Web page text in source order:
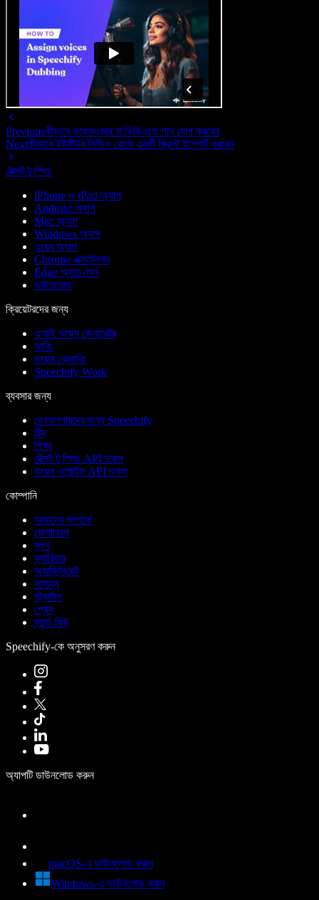
Previousকীভাবে ভয়েসওভার বা ভিডিওতে গান যোগ করবেন
Nextকীভাবে ইউটিউব ভিডিও থেকে একটি স্ক্রিপ্ট ইম্পোর্ট করবেন
টেক্সট টু স্পিচ
iPhone ও iPad অ্যাপ
Android অ্যাপ
Mac অ্যাপ
Windows অ্যাপ
ওয়েব অ্যাপ
Chrome এক্সটেনশন
Edge অ্যাড-অন
ডাউনলোড
ক্রিয়েটরদের জন্য
এআই ভয়েস জেনারেটর
ডাবিং
ভয়েস ক্লোনিং
Speechify Work
ব্যবসার জন্য
ডেভেলপারদের জন্য Speechify
টিম
শিক্ষা
টেক্সট টু স্পিচ API ডকস
ভয়েস এজেন্টস API ডকস
কোম্পানি
আমাদের সম্পর্কে
যোগাযোগ
ব্লগ
ক্যারিয়ার
অ্যাফিলিয়েট
সাহায্য
স্ট্যাটাস
প্রেস
ব্র্যান্ড কিট
Speechify-কে অনুসরণ করুন
অ্যাপটি ডাউনলোড করুন
macOS-এ ডাউনলোড করুন
Windows-এ ডাউনলোড করুন